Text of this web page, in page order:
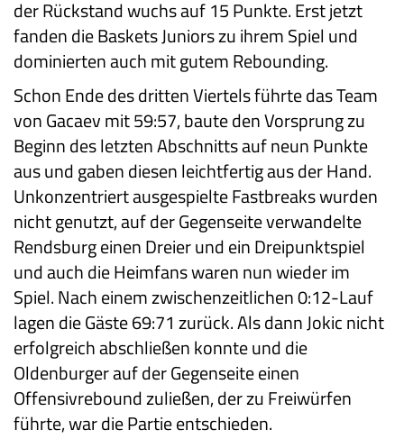
der Rückstand wuchs auf 15 Punkte. Erst jetzt
fanden die Baskets Juniors zu ihrem Spiel und
dominierten auch mit gutem Rebounding.
Schon Ende des dritten Viertels führte das Team
von Gacaev mit 59:57, baute den Vorsprung zu
Beginn des letzten Abschnitts auf neun Punkte
aus und gaben diesen leichtfertig aus der Hand.
Unkonzentriert ausgespielte Fastbreaks wurden
nicht genutzt, auf der Gegenseite verwandelte
Rendsburg einen Dreier und ein Dreipunktspiel
und auch die Heimfans waren nun wieder im
Spiel. Nach einem zwischenzeitlichen 0:12-Lauf
lagen die Gäste 69:71 zurück. Als dann Jokic nicht
erfolgreich abschließen konnte und die
Oldenburger auf der Gegenseite einen
Offensivrebound zuließen, der zu Freiwürfen
führte, war die Partie entschieden.